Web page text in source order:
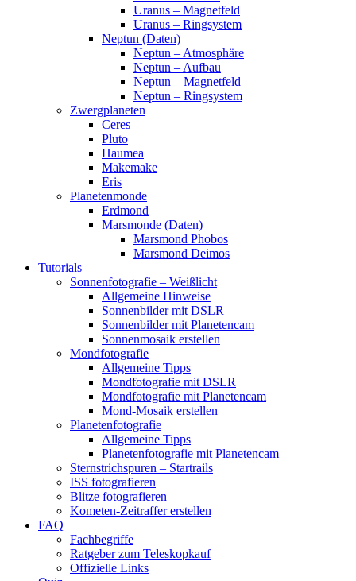
Uranus – Magnetfeld
Uranus – Ringsystem
Neptun (Daten)
Neptun – Atmosphäre
Neptun – Aufbau
Neptun – Magnetfeld
Neptun – Ringsystem
Zwergplaneten
Ceres
Pluto
Haumea
Makemake
Eris
Planetenmonde
Erdmond
Marsmonde (Daten)
Marsmond Phobos
Marsmond Deimos
Tutorials
Sonnenfotografie – Weißlicht
Allgemeine Hinweise
Sonnenbilder mit DSLR
Sonnenbilder mit Planetencam
Sonnenmosaik erstellen
Mondfotografie
Allgemeine Tipps
Mondfotografie mit DSLR
Mondfotografie mit Planetencam
Mond-Mosaik erstellen
Planetenfotografie
Allgemeine Tipps
Planetenfotografie mit Planetencam
Sternstrichspuren – Startrails
ISS fotografieren
Blitze fotografieren
Kometen-Zeitraffer erstellen
FAQ
Fachbegriffe
Ratgeber zum Teleskopkauf
Offizielle Links